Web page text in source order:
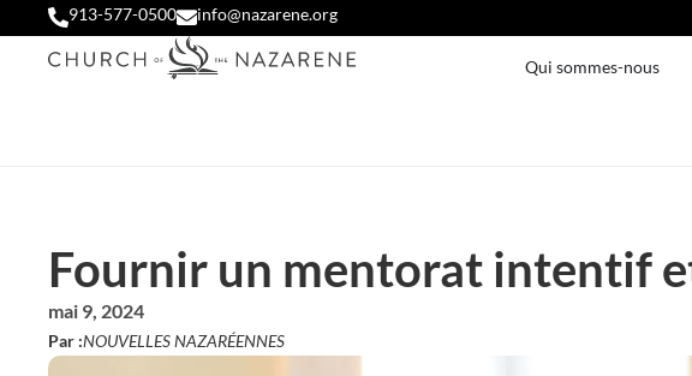
913-577-0500 info@nazarene.org
Qui sommes-nous
Fournir un mentorat intentif
mai 9, 2024
Par :NOUVELLES NAZARÉENNES